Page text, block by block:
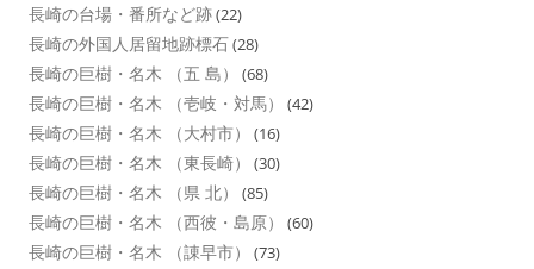
長崎の台場・番所など跡(22)
長崎の外国人居留地跡標石(28)
長崎の巨樹・名木 （五 島） (68)
長崎の巨樹・名木 （壱岐・対馬） (42)
長崎の巨樹・名木 （大村市） (16)
長崎の巨樹・名木 （東長崎） (30)
長崎の巨樹・名木 （県 北） (85)
長崎の巨樹・名木 （西彼・島原） (60)
長崎の巨樹・名木 （諌早市） (73)